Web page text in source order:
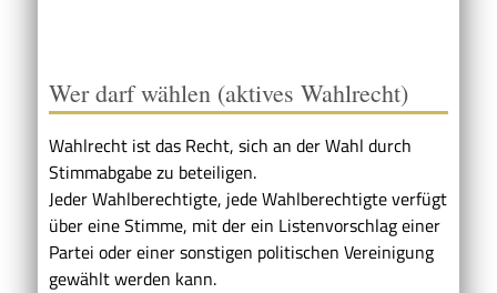
Wer darf wählen (aktives Wahlrecht)
Wahlrecht ist das Recht, sich an der Wahl durch
Stimmabgabe zu beteiligen.
Jeder Wahlberechtigte, jede Wahlberechtigte verfügt
über eine Stimme, mit der ein Listenvorschlag einer
Partei oder einer sonstigen politischen Vereinigung
gewählt werden kann.